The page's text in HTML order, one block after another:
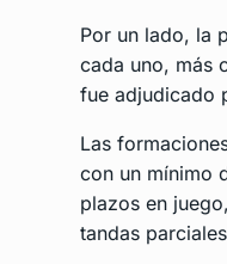
Por un lado, la
cada uno, más
fue adjudicado
Las
con un mínimo
plazos en
tandas